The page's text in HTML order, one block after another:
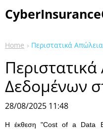
Home Περιστατικά
Δεδομένων
28/08/2025 11:48
Η έκθεση "Cost of a Data